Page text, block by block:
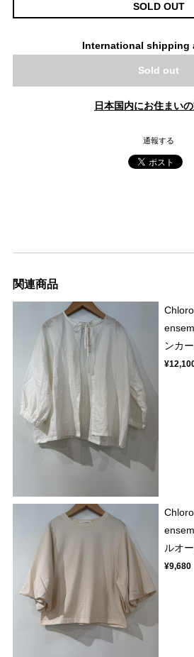
SOLD OUT
International shipping
Sold out
日本国内にお住まい
通報する
関連商品
ンカ
ルオ
¥9,680